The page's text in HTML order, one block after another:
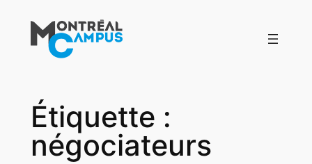
contenu
Étiquette :
négociateurs